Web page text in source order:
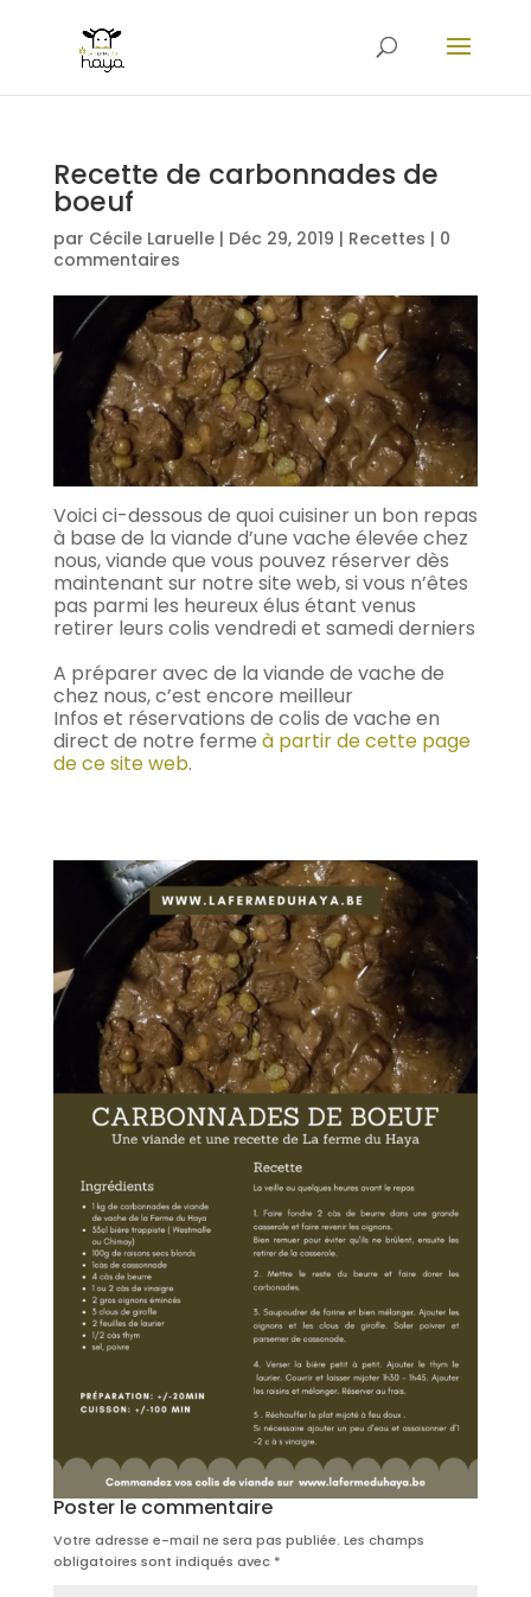
Recette de carbonnades de
boeuf
par Cécile Laruelle| Déc 29, 2019 | Recettes | 0
commentaires
Voici ci-dessous de quoi cuisiner un bon repas
à base de la viande d’une vache élevée chez
nous, viande que vous pouvez réserver dès
maintenant sur notre site web, si vous n’êtes
pas parmi les heureux élus étant venus
retirer leurs colis vendredi et samedi derniers
A préparer avec de la viande de vache de
chez nous, c’est encore meilleur
Infos et réservations de colis de vache en
direct de notre ferme à partir de cette page
de ce site web.
Poster le commentaire
Votre adresse e-mail ne sera pas publiée. Les champs
obligatoires sont indiqués avec *